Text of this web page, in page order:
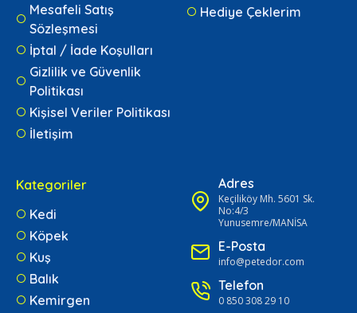
Mesafeli Satış
Sözleşmesi
İptal / İade Koşulları
Gizlilik ve Güvenlik
Politikası
Kişisel Veriler Politikası
İletişim
Hediye Çeklerim
Kategoriler
Kedi
Köpek
Kuş
Balık
Kemirgen
Adres
Keçiliköy Mh. 5601 Sk.
No:4/3
Yunusemre/MANİSA
E-Posta
info@petedor.com
Telefon
0 850 308 29 10